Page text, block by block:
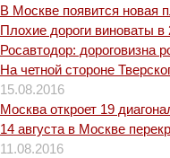
В Москве появится новая
Плохие дороги виноваты
Росавтодор: дороговизна
На четной стороне
15.08.2016
Москва откроет 19
14 августа в Москве
11.08.2016